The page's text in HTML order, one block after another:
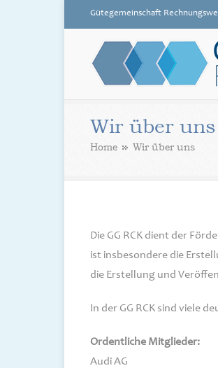
Gütegemeinschaft
GG RCK
Wir über uns
Home Wir über uns
Die GG RCK dient der
ist insbesondere die
die Erstellung und
In der GG RCK sind viele
Ordentliche Mitglieder:
Audi AG